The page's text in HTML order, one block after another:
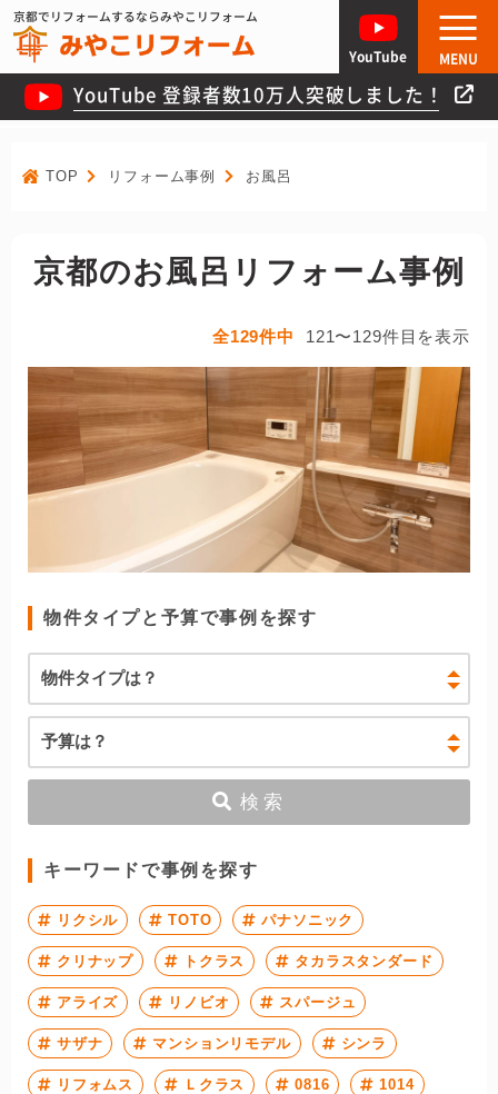
京都でリフォームするならみやこリフォーム
YouTube 登録者数10万人突破しました！
YouTube MENU
TOP リフォーム事例 お風呂
京都のお風呂リフォーム事例
全129件中 121〜129件目を表示
物件タイプと予算で事例を探す
検索
キーワードで事例を探す
リクシル TOTO パナソニック
クリナップ トクラス タカラスタンダード
アライズ リノビオ スパージュ
サザナ マンションリモデル シンラ
リフォムス Ｌクラス 0816 1014